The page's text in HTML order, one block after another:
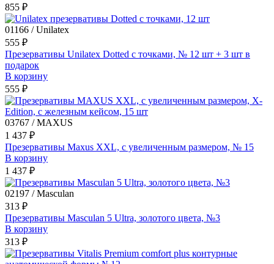
855 ₽
01166 / Unilatex
555 ₽
Презервативы Unilatex Dotted с точками, № 12 шт + 3 шт в
подарок
В корзину
555 ₽
03767 / MAXUS
1 437 ₽
Презервативы Maxus XXL, с увеличенным размером, № 15
В корзину
1 437 ₽
02197 / Masculan
313 ₽
Презервативы Masculan 5 Ultra, золотого цвета, №3
В корзину
313 ₽